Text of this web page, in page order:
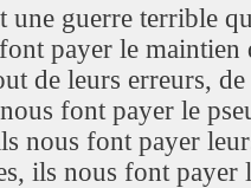
une guerre terrible
payer le maintien
de leurs erreurs, de
font payer le
nous font payer
ils nous font payer